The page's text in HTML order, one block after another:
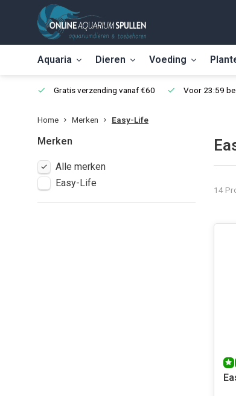
Aquaria Dieren Voeding
Gratis verzending vanaf €60 Voor 23:59
Home Merken Easy-Life
Merken
Alle merken
Easy-Life
14